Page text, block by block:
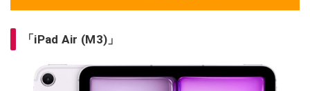
「iPad Air (M3)」